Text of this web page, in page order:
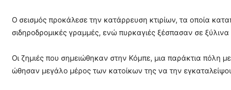
Ο σεισμός προκάλεσε την κατάρρευση κτιρίων, τα οποία
σιδηροδρομικές γραμμές, ενώ πυρκαγιές ξέσπασαν σε ξύλινα
Οι ζημιές που σημειώθηκαν στην Κόμπε, μια παράκτια πόλη
ώθησαν μεγάλο μέρος των κατοίκων της να την